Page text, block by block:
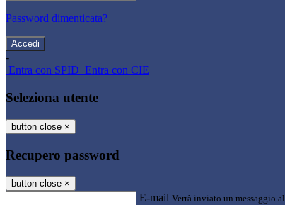
Password dimenticata?
-
Entra con SPID Entra con CIE
Seleziona utente
button close ×
Recupero password
button close ×
E-mail Verrà inviato un messaggio